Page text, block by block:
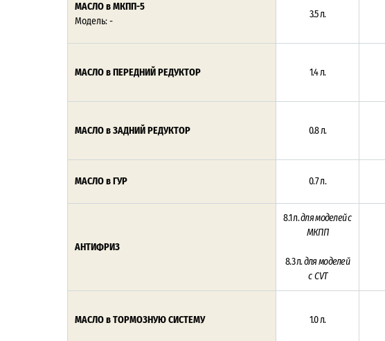
МАСЛО в МКПП-5
Модель: -
3.5л.
МАСЛО в ПЕРЕДНИЙ РЕДУКТОР 1.4 л.
МАСЛО в ЗАДНИЙ РЕДУКТОР 0.8 л.
МАСЛО в ГУР 0.7 л.
АНТИФРИЗ
8.1 л.для моделей с
МКПП
8.3 л.для моделей
с CVT
МАСЛО в ТОРМОЗНУЮ СИСТЕМУ 1.0 л.